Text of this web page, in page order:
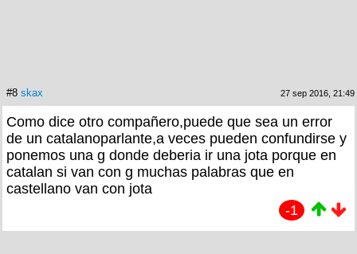
#8 skax 27 sep 2016, 21:49
Como dice otro compañero,puede que sea un error
de un catalanoparlante,a veces pueden confundirse y
ponemos una g donde deberia ir una jota porque en
catalan si van con g muchas palabras que en
castellano van con jota
-1